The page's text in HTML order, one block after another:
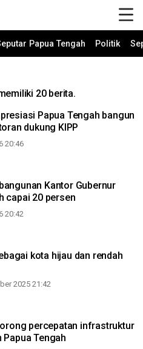
Papua Tengah Politik
20 berita.
Papua Tengah bangun
dukung KIPP
20:46
Kantor Gubernur
capai 20 persen
20:42
kota hijau dan rendah
2025 21:42
percepatan infrastruktur
Tengah